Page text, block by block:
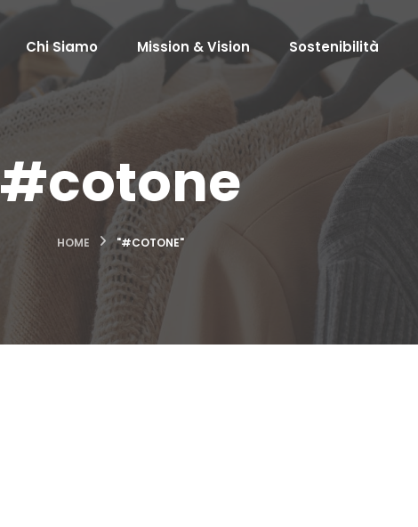
Chi Siamo Mission & Vision Sostenibilità
#cotone
HOME "#COTONE"